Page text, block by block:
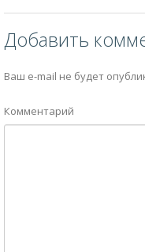
Добавить
Ваш e-mail не будет
Комментарий